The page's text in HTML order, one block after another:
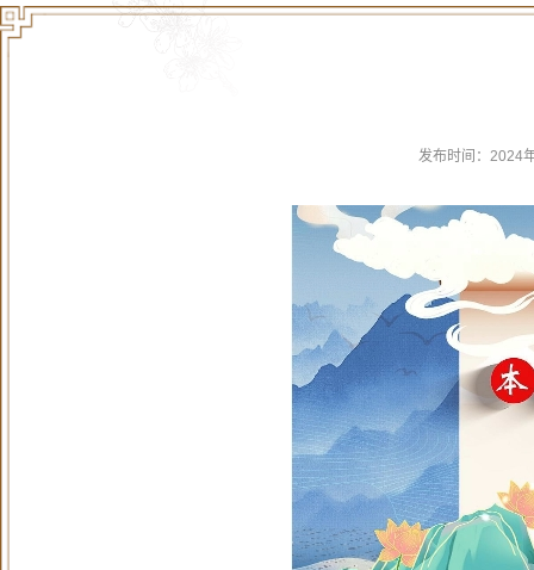
发布时间： 2024